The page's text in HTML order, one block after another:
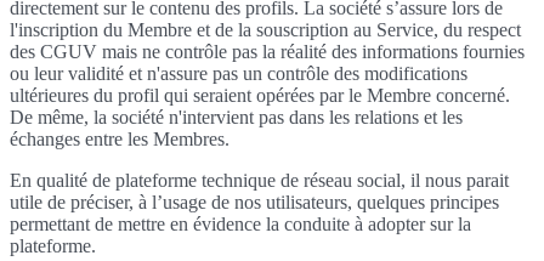
directement sur le contenu des profils. La société s’assure lors de
l'inscription du Membre et de la souscription au Service, du respect
des CGUV mais ne contrôle pas la réalité des informations fournies
ou leur validité et n'assure pas un contrôle des modifications
ultérieures du profil qui seraient opérées par le Membre concerné.
De même, la société n'intervient pas dans les relations et les
échanges entre les Membres.
En qualité de plateforme technique de réseau social, il nous parait
utile de préciser, à l’usage de nos utilisateurs, quelques principes
permettant de mettre en évidence la conduite à adopter sur la
plateforme.